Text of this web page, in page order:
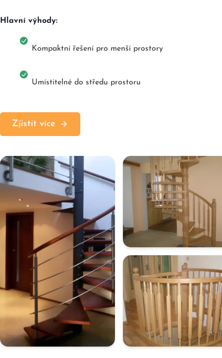
Hlavní výhody:
Kompaktní řešení pro menší prostory
Umístitelné do středu prostoru
Zjistit více